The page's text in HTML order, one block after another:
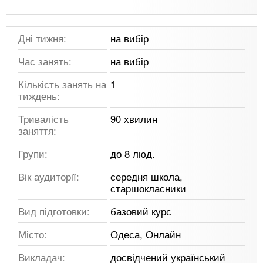
Дні тижня:
на вибір
Час занять:
на вибір
Кількість занять на
тиждень:
1
Тривалість
заняття:
90 хвилин
Групи:
до 8 люд.
Вік аудиторії:
середня школа,
старшокласники
Вид підготовки:
базовий курс
Місто:
Одеса, Онлайн
Викладач:
досвідчений український